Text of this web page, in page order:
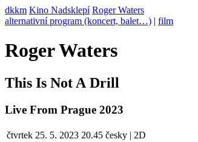
dkkm Kino Nadsklepí Roger Waters
alternativní program (koncert, balet…) | film
Roger Waters
This Is Not A Drill
Live From Prague 2023
čtvrtek 25. 5. 2023 20.45 česky | 2D